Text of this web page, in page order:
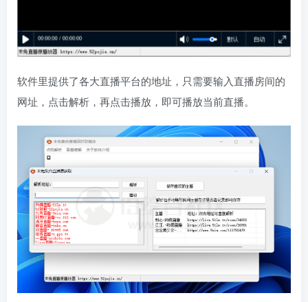
软件里提供了各大直播平台的地址，只需要输入直播房间的
网址，点击解析，再点击播放，即可播放当前直播。